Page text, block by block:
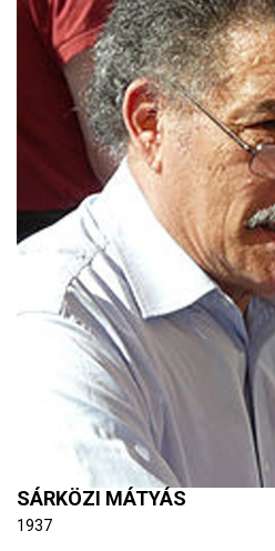
SÁRKÖZI MÁTYÁS
1937